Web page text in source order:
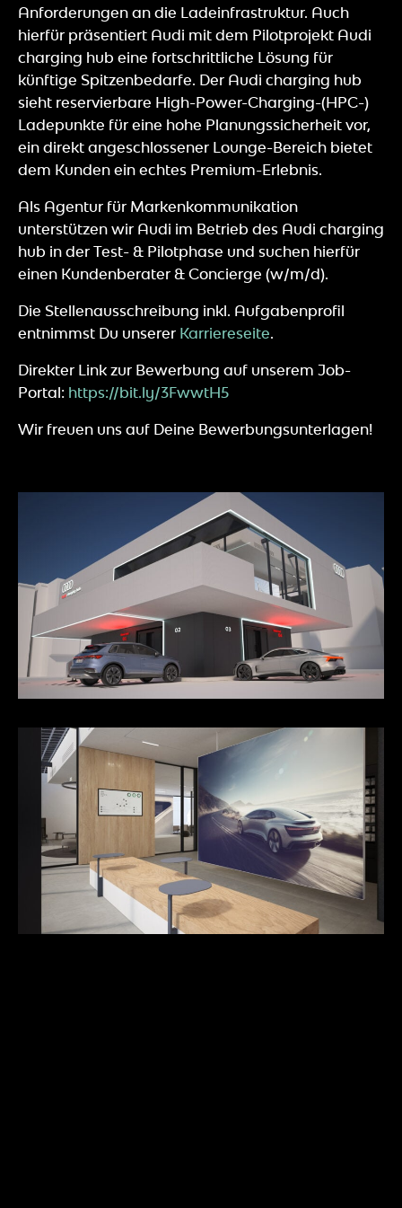
Anforderungen an die Ladeinfrastruktur. Auch
hierfür präsentiert Audi mit dem Pilotprojekt Audi
charging hub eine fortschrittliche Lösung für
künftige Spitzenbedarfe. Der Audi charging hub
sieht reservierbare High-Power-Charging-(HPC-)
Ladepunkte für eine hohe Planungssicherheit vor,
ein direkt angeschlossener Lounge-Bereich bietet
dem Kunden ein echtes Premium-Erlebnis.
Als Agentur für Markenkommunikation
unterstützen wir Audi im Betrieb des Audi charging
hub in der Test- & Pilotphase und suchen hierfür
einen Kundenberater & Concierge (w/m/d).
Die Stellenausschreibung inkl. Aufgabenprofil
entnimmst Du unserer Karriereseite.
Direkter Link zur Bewerbung auf unserem Job-
Portal: https://bit.ly/3FwwtH5
Wir freuen uns auf Deine Bewerbungsunterlagen!